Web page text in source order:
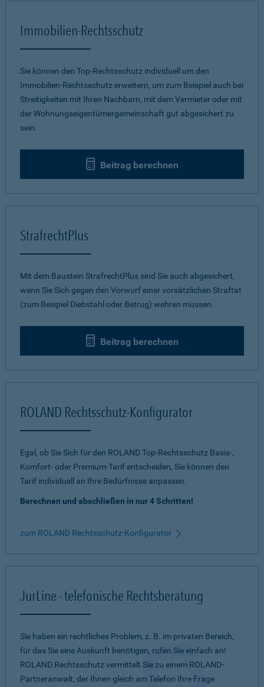
Immobilien-Rechtsschutz
Sie können den Top-Rechtsschutz individuell um den
Immobilien-Rechtsschutz erweitern, um zum Beispiel auch bei
Streitigkeiten mit Ihren Nachbarn, mit dem Vermieter oder mit
der Wohnungseigentümergemeinschaft gut abgesichert zu
sein.
Beitrag berechnen
StrafrechtPlus
Mit dem Baustein StrafrechtPlus sind Sie auch abgesichert,
wenn Sie Sich gegen den Vorwurf einer vorsätzlichen Straftat
(zum Beispiel Diebstahl oder Betrug) wehren müssen.
Beitrag berechnen
ROLAND Rechtsschutz-Konfigurator
Egal, ob Sie Sich für den ROLAND Top-Rechtsschutz Basis-,
Komfort- oder Premium-Tarif entscheiden, Sie können den
Tarif individuell an Ihre Bedürfnisse anpassen.
Berechnen und abschließen in nur 4 Schritten!
zum ROLAND Rechtsschutz-Konfigurator
JurLine - telefonische Rechtsberatung
Sie haben ein rechtliches Problem, z. B. im privaten Bereich,
für das Sie eine Auskunft benötigen, rufen Sie einfach an!
ROLAND Rechtsschutz vermittelt Sie zu einem ROLAND-
Partneranwalt, der Ihnen gleich am Telefon Ihre Frage